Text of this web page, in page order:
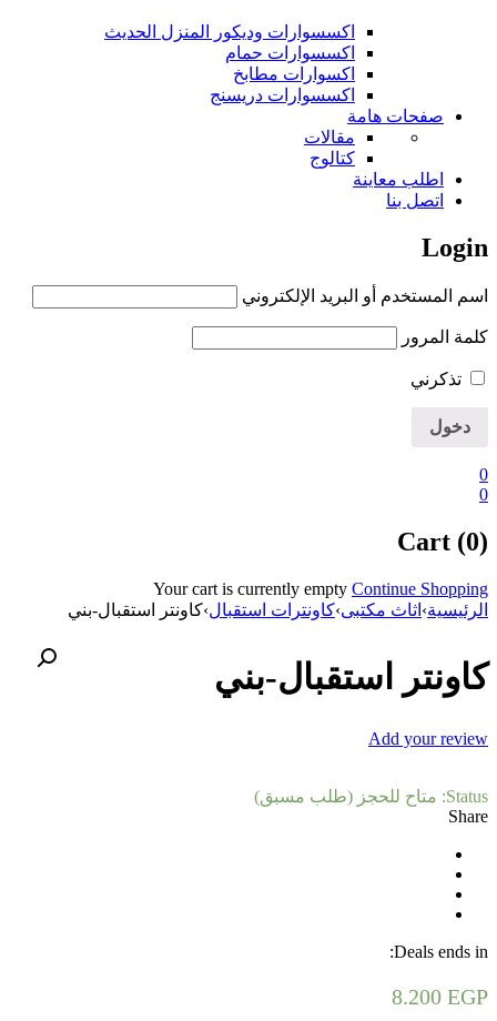
اكسسوارات وديكور المنزل الحديث
اكسسوارات حمام
اكسوارات مطابخ
اكسسوارات دريسنج
صفحات هامة
مقالات
كتالوج
اطلب معاينة
اتصل بنا
Login
اسم المستخدم أو البريد الإلكتروني
كلمة المرور
تذكرني
0
0
Cart (0)
Your cart is currently empty Continue Shopping
الرئيسية› اثاث مكتبى›كاونترات استقبال›كاونتر استقبال-بني
كاونتر استقبال-بني
Add your review
Status: متاح للحجز (طلب مسبق)
Share
Deals ends in:
8.200 EGP